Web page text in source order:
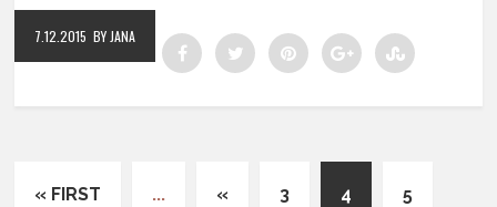
7.12.2015 BY JANA
« FIRST ... « 3 4 5